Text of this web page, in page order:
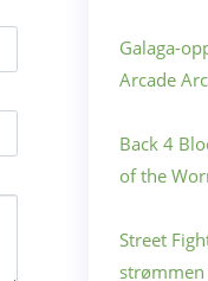
Galaga-
Arcade
Back 4
of the
Street